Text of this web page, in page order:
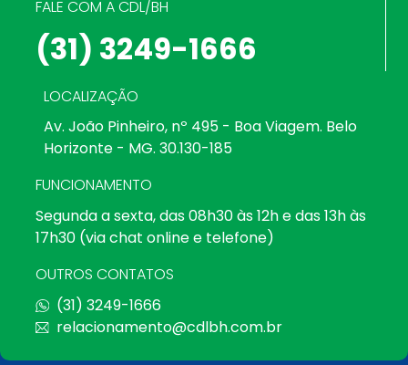
FALE COM A CDL/BH
(31) 3249-1666
LOCALIZAÇÃO
Av. João Pinheiro, nº 495 - Boa Viagem. Belo
Horizonte - MG. 30.130-185
FUNCIONAMENTO
Segunda a sexta, das 08h30 às 12h e das 13h às
17h30 (via chat online e telefone)
OUTROS CONTATOS
(31) 3249-1666
relacionamento@cdlbh.com.br